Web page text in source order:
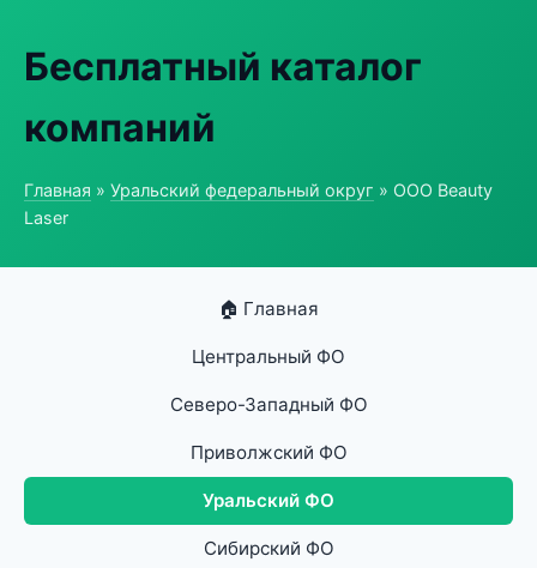
Бесплатный каталог
компаний
Главная » Уральский федеральный округ » ООО Beauty
Laser
🏠 Главная
Центральный ФО
Северо-Западный ФО
Приволжский ФО
Уральский ФО
Сибирский ФО